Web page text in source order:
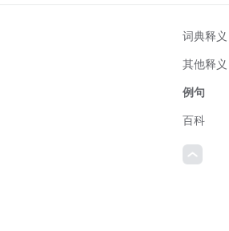
词典释义
其他释义
例句
百科